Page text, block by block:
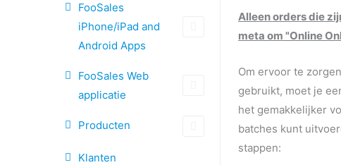
FooSales
iPhone/iPad and
Android Apps
FooSales Web
applicatie
Producten
Klanten
Alleen orders die
meta om "Online
Om ervoor te
gebruikt, moet je
het gemakkelijker
batches kunt
stappen: